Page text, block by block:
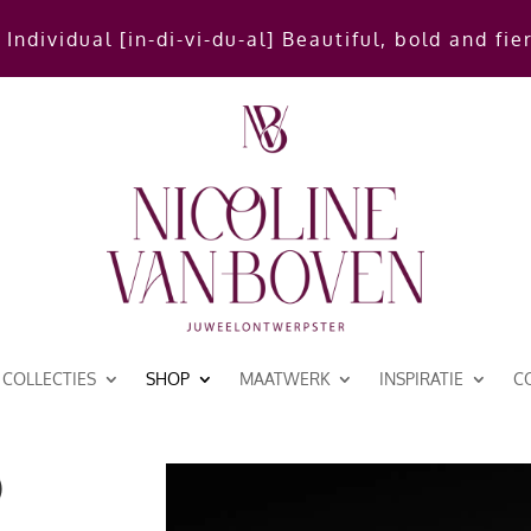
Individual [in-di-vi-du-al] Beautiful, bold and
COLLECTIES SHOP MAATWERK INSPIRATIE